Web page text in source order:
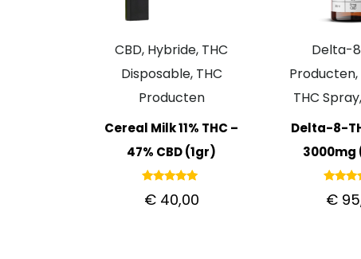
CBD, Hybride, THC
Disposable, THC
Producten
Cereal Milk 11% THC –
47% CBD (1gr)
5.00
€40,00
Delta-
THC
Delta-8-
3000mg
€